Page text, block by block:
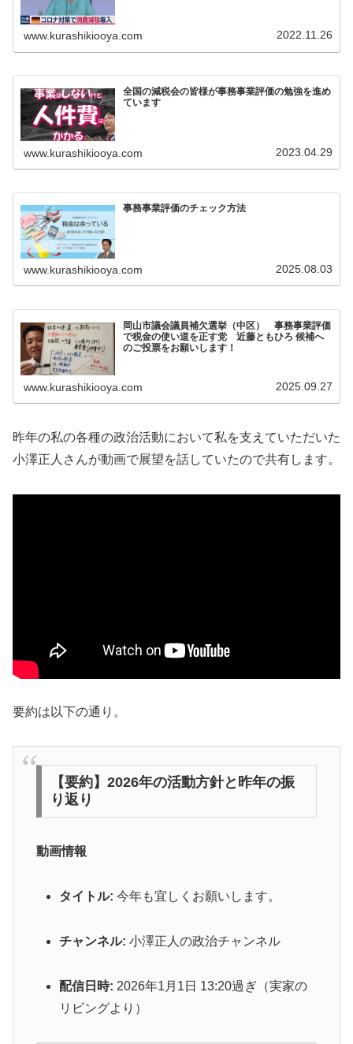
www.kurashikiooya.com 2022.11.26
全国の減税会の皆様が事務事業評価の勉強を進め
ています
www.kurashikiooya.com 2023.04.29
事務事業評価のチェック方法
www.kurashikiooya.com 2025.08.03
岡山市議会議員補欠選挙（中区） 事務事業評価
で税金の使い道を正す党 近藤ともひろ 候補へ
のご投票をお願いします！
www.kurashikiooya.com 2025.09.27
昨年の私の各種の政治活動において私を支えていただいた
小澤正人さんが動画で展望を話していたので共有します。
要約は以下の通り。
【要約】2026年の活動方針と昨年の振
り返り
動画情報
タイトル: 今年も宜しくお願いします。
チャンネル: 小澤正人の政治チャンネル
配信日時: 2026年1月1日 13:20過ぎ（実家の
リビングより）